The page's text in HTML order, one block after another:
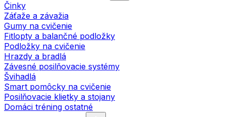
Činky
Záťaže a závažia
Gumy na cvičenie
Fitlopty a balančné podložky
Podložky na cvičenie
Hrazdy a bradlá
Závesné posilňovacie systémy
Švihadlá
Smart pomôcky na cvičenie
Posilňovacie klietky a stojany
Domáci tréning ostatné